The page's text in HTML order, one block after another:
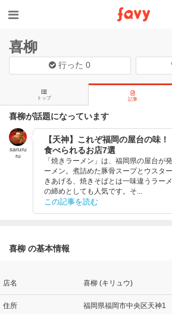
喜柳
行った0
トップ 記事
喜柳が話題になっています
saruru
ru
【天神】これぞ福岡の屋台の味
食べられるお店7選
「焼きラーメン」は、福岡県の屋台が
ーメン。煮詰めた豚骨スープとウスタ
きあげる、焼きそばとは一味違うラー
の締めとしても人気です。そ...
この記事を読む
喜柳 の基本情報
店名 喜柳 (キリュウ)
住所 福岡県福岡市中央区天神1